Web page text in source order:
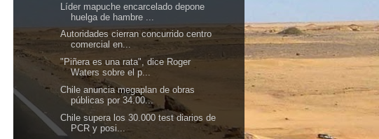
Líder mapuche encarcelado depone
huelga de hambre ...
Autoridades cierran concurrido centro
comercial en...
"Piñera es una rata", dice Roger
Waters sobre el p...
Chile anuncia megaplan de obras
públicas por 34.00...
Chile supera los 30.000 test diarios de
PCR y posi...